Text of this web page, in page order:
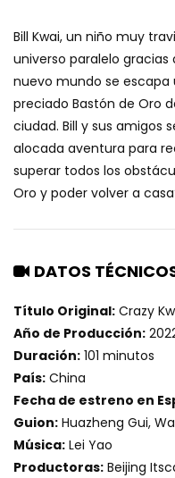
Bill Kwai, un niño muy
universo paralelo gracias
nuevo mundo se
preciado Bastón de Oro
ciudad. Bill y sus amigos
alocada aventura para
superar todos los
Oro y poder volver a
DATOS
Título Original: Crazy
Año de Producción:
Duración: 101 minutos
País: China
Fecha de estreno en
Guion: Huazheng Gui,
Música: Lei Yao
Productoras: Beijing